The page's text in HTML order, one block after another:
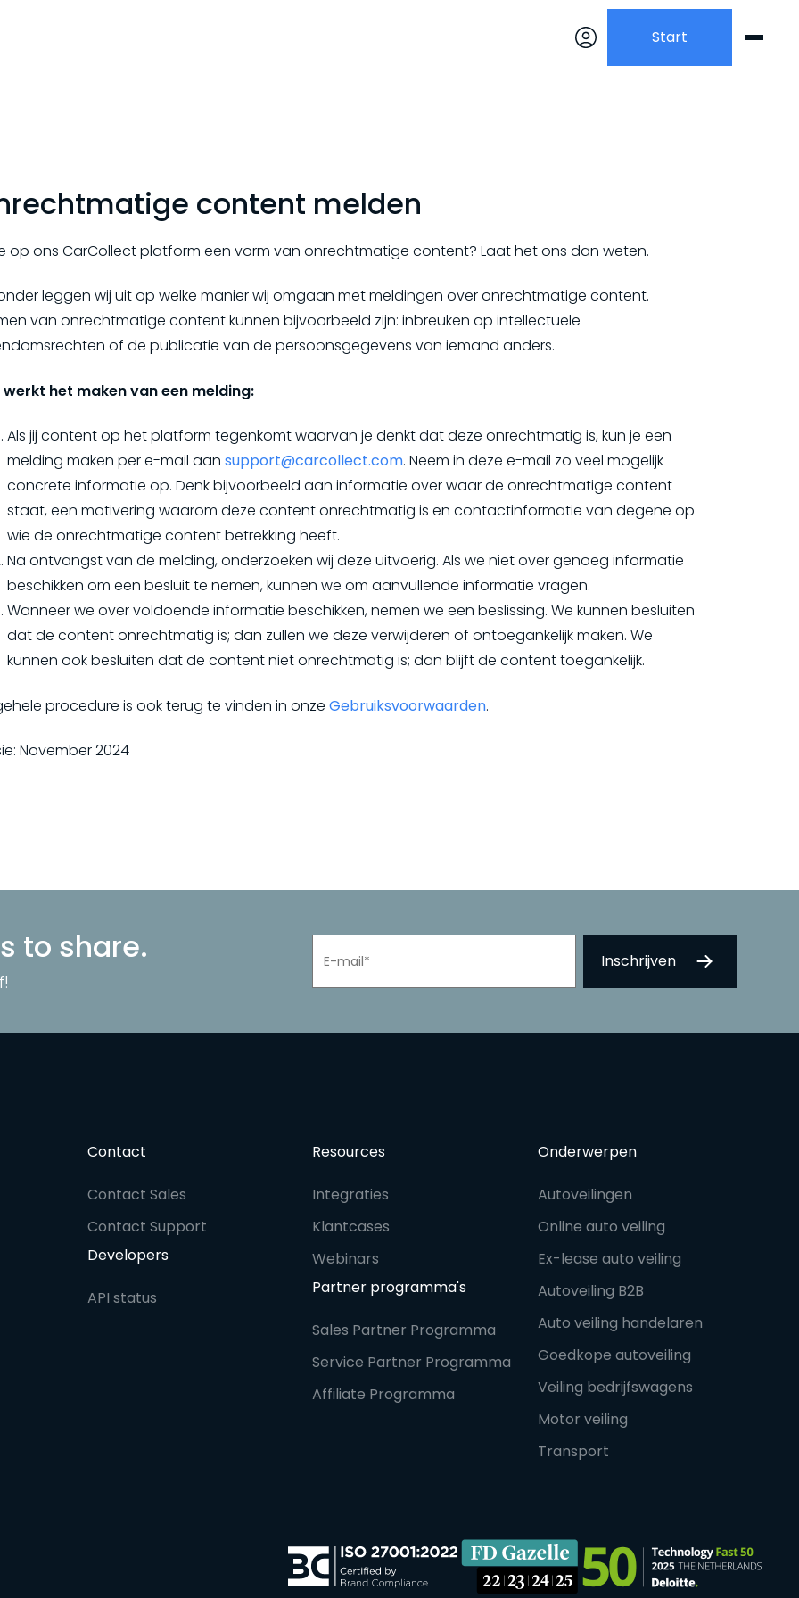
Start
content melden
op ons CarCollect platform een vorm van onrechtmatige content? Laat het ons dan weten.
leggen wij uit op welke manier wij omgaan met meldingen over onrechtmatige content.
van onrechtmatige content kunnen bijvoorbeeld zijn: inbreuken op intellectuele
of de publicatie van de persoonsgegevens van iemand anders.
werkt het maken van een melding:
Als jij content op het platform tegenkomt waarvan je denkt dat deze onrechtmatig is, kun je een
melding maken per e-mail aan support@carcollect.com. Neem in deze e-mail zo veel mogelijk
concrete informatie op. Denk bijvoorbeeld aan informatie over waar de onrechtmatige content
staat, een motivering waarom deze content onrechtmatig is en contactinformatie van degene op
wie de onrechtmatige content betrekking heeft.
Na ontvangst van de melding, onderzoeken wij deze uitvoerig. Als we niet over genoeg informatie
beschikken om een besluit te nemen, kunnen we om aanvullende informatie vragen.
Wanneer we over voldoende informatie beschikken, nemen we een beslissing. We kunnen besluiten
dat de content onrechtmatig is; dan zullen we deze verwijderen of ontoegankelijk maken. We
kunnen ook besluiten dat de content niet onrechtmatig is; dan blijft de content toegankelijk.
procedure is ook terug te vinden in onze Gebruiksvoorwaarden.
November 2024
to share.
Contact
Contact Sales
Contact Support
Developers
API status
Resources
Integraties
Klantcases
Webinars
Partner programma's
Sales Partner Programma
Service Partner Programma
Affiliate Programma
Onderwerpen
Autoveilingen
Online auto veiling
Ex-lease auto veiling
Autoveiling B2B
Auto veiling handelaren
Goedkope autoveiling
Veiling bedrijfswagens
Motor veiling
Transport